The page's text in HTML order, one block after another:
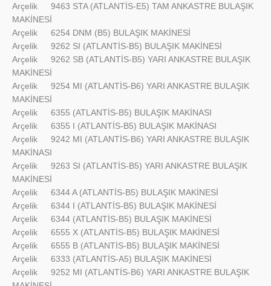
Arçelik
9463 STA (ATLANTİS-E5) TAM ANKASTRE BULAŞIK
MAKİNESİ
Arçelik
6254 DNM (B5) BULAŞIK MAKİNESİ
Arçelik
9262 SI (ATLANTİS-B5) BULAŞIK MAKİNESİ
Arçelik
9262 SB (ATLANTİS-B5) YARI ANKASTRE BULAŞIK
MAKİNESİ
Arçelik
9254 MI (ATLANTİS-B6) YARI ANKASTRE BULAŞIK
MAKİNESİ
Arçelik
6355 (ATLANTİS-B5) BULAŞIK MAKİNASI
Arçelik
6355 I (ATLANTİS-B5) BULAŞIK MAKİNASI
Arçelik
9242 MI (ATLANTİS-B6) YARI ANKASTRE BULAŞIK
MAKİNASI
Arçelik
9263 SI (ATLANTİS-B5) YARI ANKASTRE BULAŞIK
MAKİNESİ
Arçelik
6344 A (ATLANTİS-B5) BULAŞIK MAKİNESİ
Arçelik
6344 I (ATLANTİS-B5) BULAŞIK MAKİNESİ
Arçelik
6344 (ATLANTİS-B5) BULAŞIK MAKİNESİ
Arçelik
6555 X (ATLANTİS-B5) BULAŞIK MAKİNESİ
Arçelik
6555 B (ATLANTİS-B5) BULAŞIK MAKİNESİ
Arçelik
6333 (ATLANTİS-A5) BULAŞIK MAKİNESİ
Arçelik
9252 MI (ATLANTİS-B6) YARI ANKASTRE BULAŞIK